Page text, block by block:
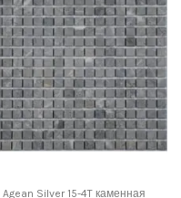
Agean Silver 15-4T каменная